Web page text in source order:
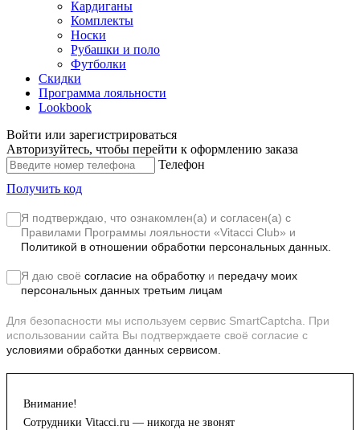
Кардиганы
Комплекты
Носки
Рубашки и поло
Футболки
Скидки
Программа лояльности
Lookbook
Войти или зарегистрироваться
Авторизуйтесь, чтобы перейти к оформлению заказа
Телефон
Получить код
Я подтверждаю, что ознакомлен(а) и согласен(а) с
Правилами Программы лояльности «Vitacci Club» и
Политикой в отношении обработки персональных данных.
Я даю своё согласие на обработку и передачу моих
персональных данных третьим лицам
Для безопасности мы используем сервис SmartCaptcha. При
использовании сайта Вы подтверждаете своё согласие с
условиями обработки данных сервисом.
Внимание!
Сотрудники Vitacci.ru — никогда не звонят